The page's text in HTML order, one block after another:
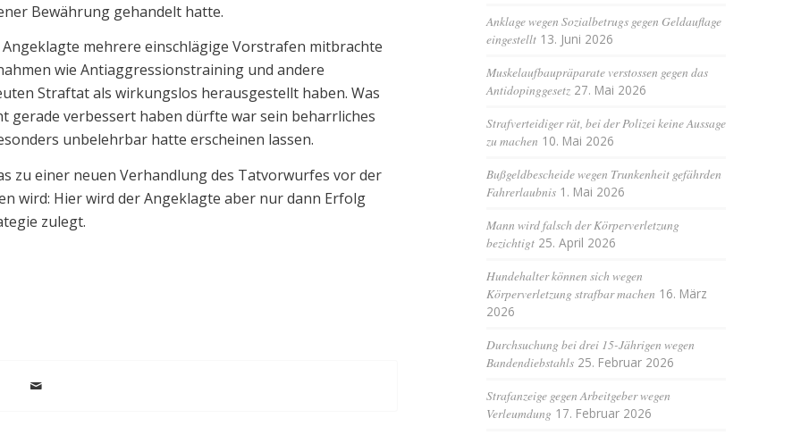
Bewährung gehandelt hatte.
mehrere einschlägige Vorstrafen mitbrachte
wie Antiaggressionstraining und andere
Straftat als wirkungslos herausgestellt haben. Was
gerade verbessert haben dürfte war sein beharrliches
unbelehrbar hatte erscheinen lassen.
zu einer neuen Verhandlung des Tatvorwurfes vor der
wird: Hier wird der Angeklagte aber nur dann Erfolg
zulegt.
Anklage wegen Sozialbetrugs gegen Geldauflage
eingestellt 13. Juni 2026
Muskelaufbaupräparate verstossen gegen das
Antidopinggesetz 27. Mai 2026
Strafverteidiger rät, bei der Polizei keine Aussage
zu machen 10. Mai 2026
Bußgeldbescheide wegen Trunkenheit gefährden
Fahrerlaubnis 1. Mai 2026
Mann wird falsch der Körperverletzung
bezichtigt 25. April 2026
Hundehalter können sich wegen
Körperverletzung strafbar machen 16. März
2026
Durchsuchung bei drei 15-Jährigen wegen
Bandendiebstahls 25. Februar 2026
Strafanzeige gegen Arbeitgeber wegen
Verleumdung 17. Februar 2026